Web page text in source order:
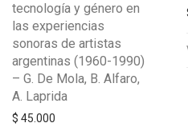
tecnología y género en
las experiencias
sonoras de artistas
argentinas (1960-1990)
– G. De Mola, B. Alfaro,
A. Laprida
$ 45.000